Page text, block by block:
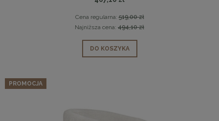
Cena regularna:519,00 zł
Najniższa cena: 494,10 zł
DO KOSZYKA
PROMOCJA